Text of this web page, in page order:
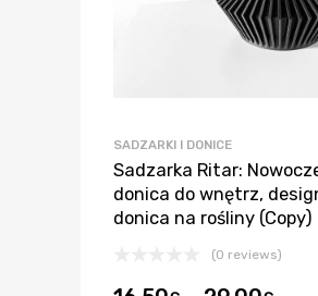
SADZARKI I DONICE
Sadzarka Ritar:
donica do wnętrz,
donica na rośliny (Copy)
(0 reviews)